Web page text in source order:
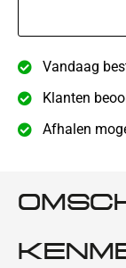
Vandaag
Klanten
Afhalen